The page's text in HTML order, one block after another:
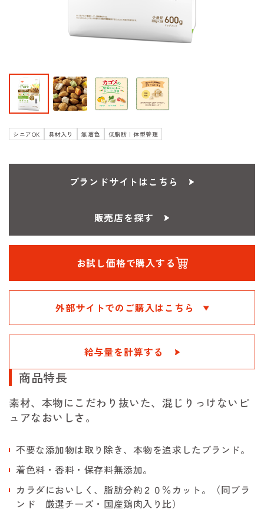
シニアOK 具材入り 無着色 低脂肪｜体型管理
ブランドサイトはこちら
販売店を探す
お試し価格で購入する
外部サイトでのご購入はこちら
給与量を計算する
商品特長
素材、本物にこだわり抜いた、混じりっけないピ
ュアなおいしさ。
不要な添加物は取り除き、本物を追求したブランド。
着色料・香料・保存料無添加。
カラダにおいしく、脂肪分約２０％カット。（同ブラ
ンド 厳選チーズ・国産鶏肉入り比）